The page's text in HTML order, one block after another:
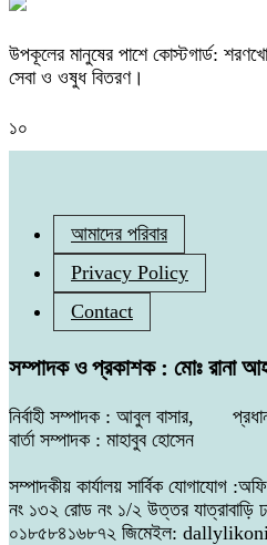
উপকূলের মানুষের পাশে কোস্টগার্ড:
সেবা ও ওষুধ বিতরণ।
১০
আমাদের পরিবার
Privacy Policy
Contact
সম্পাদক ও প্রকাশক : মোঃ রানা
নির্বাহী সম্পাদক : আবুল বাসার,
বার্তা সম্পাদক : মাহাবুব হোসেন
সম্পাদকীয় কার্যালয় সার্বিক যোগাযোগ
নং ১৩২ রোড নং ১/২ উত্তর যাত্রাবাড়ি
০১৮৫৮৪১৬৮৭২ জিমেইল: